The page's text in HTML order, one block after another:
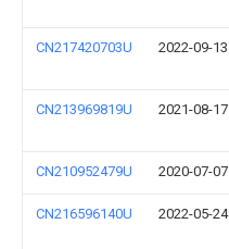
CN217420703U 2022-09-13
CN213969819U 2021-08-17
CN210952479U 2020-07-07
CN216596140U 2022-05-24